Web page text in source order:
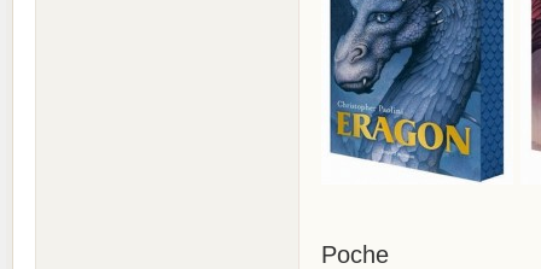
Poche